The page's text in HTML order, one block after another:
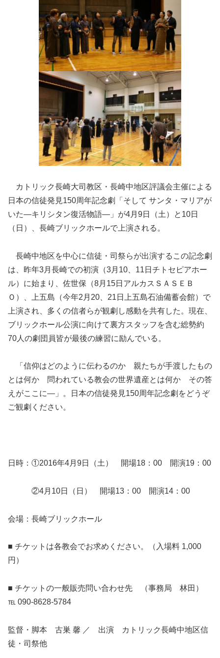
カトリック長崎大司教区・長崎中地区評議会主催による
日本の信徒発見150周年記念劇「そして サンタ・マリアが
いた—キリシタン復活物語―」が4月9日（土）と10日
（日）、長崎ブリックホールで上演される。
長崎中地区を中心に信徒・司祭らが出演するこの記念劇
は、昨年3月長崎での初演（3月10、11日チトセピアホー
ル）に始まり、佐世保（8月15日アルカスＳＡＳＥＢ
Ｏ）、上五島（今年2月20、21日上五島石油備蓄会館）で
上演され、多くの信者らが観劇し感動を共有した。現在、
ブリックホール公演に向けて裏方スタッフを含む総勢約
70人の劇団員皆が最後の練習に励んでいる。
「信仰はどのように伝わるのか 親たちが手渡したもの
とは何か 問われている教会の世界遺産とは何か その答
えがここに―」。日本の信徒発見150周年記念劇をどうぞ
ご観劇ください。
日時：①2016年4月9日（土） 開場18：00 開演19：00
②4月10日（日） 開場13：00 開演14：00
会場：長崎ブリックホール
■ チケットは各教会でお求めください。（入場料 1,000
円）
■ チケットの一般販売問い合わせ先 （事務局 林田）
℡ 090-8628-5784
監督・脚本 古巣 馨 ／ 出演 カトリック長崎中地区信
徒・司祭他